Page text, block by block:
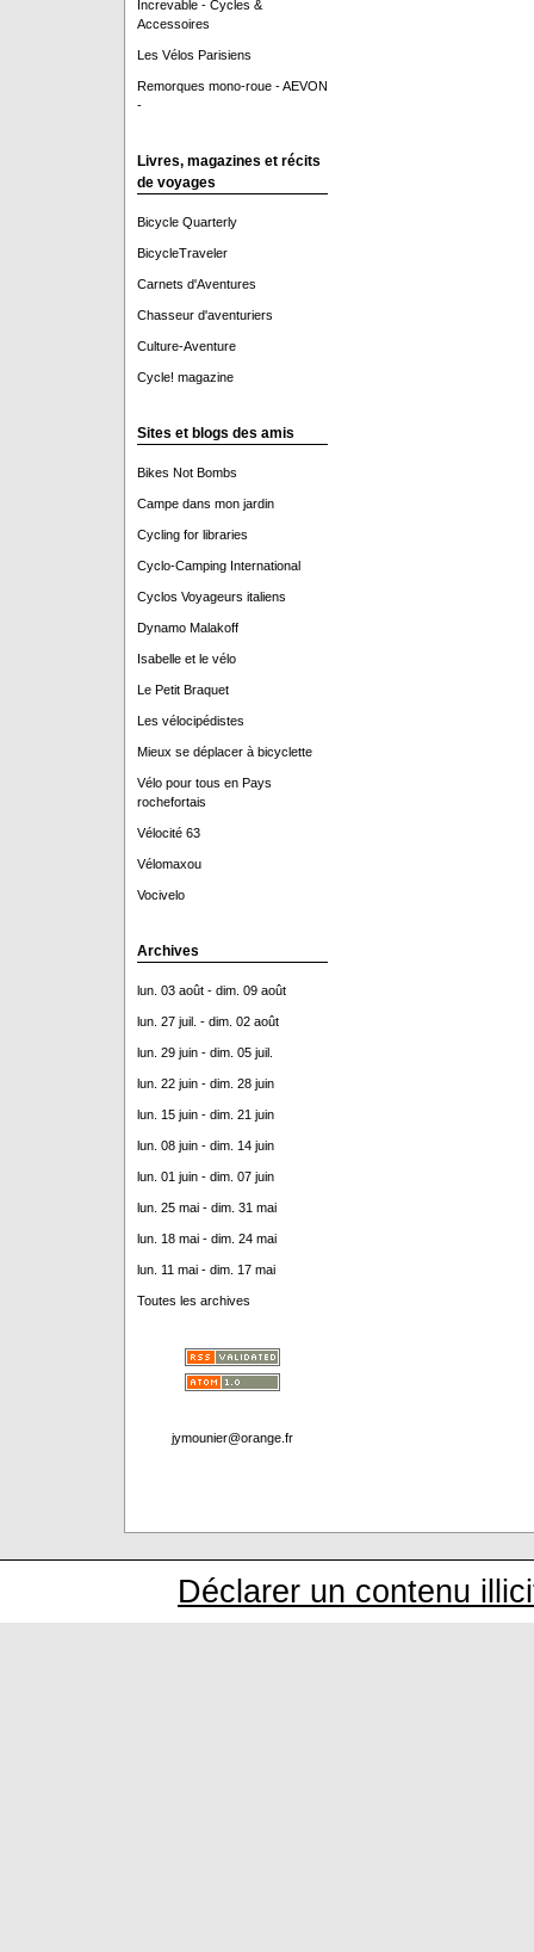
Increvable - Cycles &
Accessoires
Les Vélos Parisiens
Remorques mono-roue - AEVON
-
Livres, magazines et récits
de voyages
Bicycle Quarterly
BicycleTraveler
Carnets d'Aventures
Chasseur d'aventuriers
Culture-Aventure
Cycle! magazine
Sites et blogs des amis
Bikes Not Bombs
Campe dans mon jardin
Cycling for libraries
Cyclo-Camping International
Cyclos Voyageurs italiens
Dynamo Malakoff
Isabelle et le vélo
Le Petit Braquet
Les vélocipédistes
Mieux se déplacer à bicyclette
Vélo pour tous en Pays
rochefortais
Vélocité 63
Vélomaxou
Vocivelo
Archives
lun. 03 août - dim. 09 août
lun. 27 juil. - dim. 02 août
lun. 29 juin - dim. 05 juil.
lun. 22 juin - dim. 28 juin
lun. 15 juin - dim. 21 juin
lun. 08 juin - dim. 14 juin
lun. 01 juin - dim. 07 juin
lun. 25 mai - dim. 31 mai
lun. 18 mai - dim. 24 mai
lun. 11 mai - dim. 17 mai
Toutes les archives
jymounier@orange.fr
Déclarer un contenu